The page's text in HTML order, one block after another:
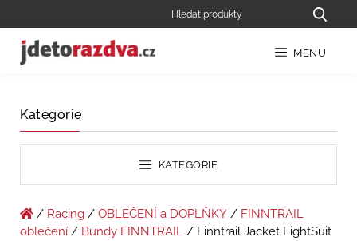
MENU
Kategorie
KATEGORIE
/ Racing / OBLEČENÍ a DOPLŇKY / FINNTRAIL
oblečení / Bundy FINNTRAIL / Finntrail Jacket LightSuit